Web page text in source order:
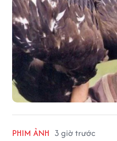
PHIM ẢNH 3 giờ trước